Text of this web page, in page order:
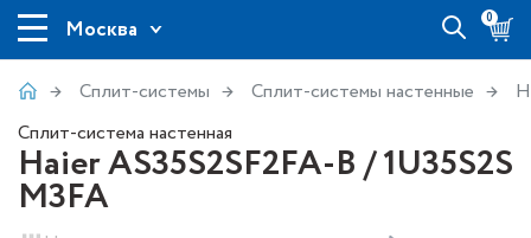
Москва 0
Сплит-системы Сплит-системы настенные
Сплит-система настенная
Haier AS35S2SF2FA-B / 1U35S2S
M3FA